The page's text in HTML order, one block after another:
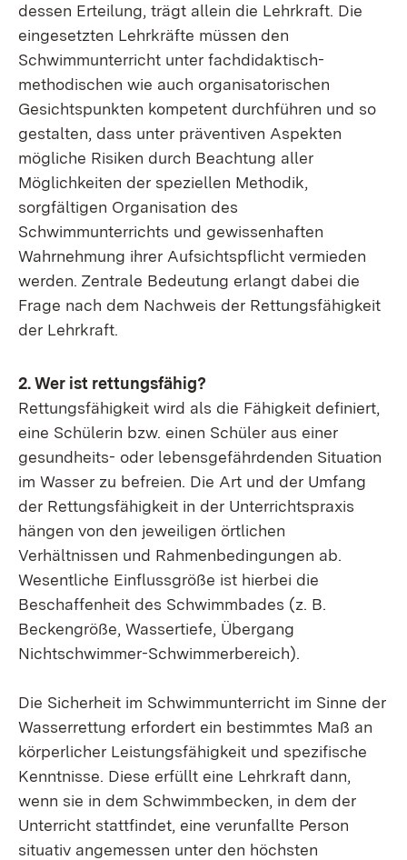
dessen Erteilung, trägt allein die Lehrkraft. Die
eingesetzten Lehrkräfte müssen den
Schwimmunterricht unter fachdidaktisch-
methodischen wie auch organisatorischen
Gesichtspunkten kompetent durchführen und so
gestalten, dass unter präventiven Aspekten
mögliche Risiken durch Beachtung aller
Möglichkeiten der speziellen Methodik,
sorgfältigen Organisation des
Schwimmunterrichts und gewissenhaften
Wahrnehmung ihrer Aufsichtspflicht vermieden
werden. Zentrale Bedeutung erlangt dabei die
Frage nach dem Nachweis der Rettungsfähigkeit
der Lehrkraft.
2. Wer ist rettungsfähig?
Rettungsfähigkeit wird als die Fähigkeit definiert,
eine Schülerin bzw. einen Schüler aus einer
gesundheits- oder lebensgefährdenden Situation
im Wasser zu befreien. Die Art und der Umfang
der Rettungsfähigkeit in der Unterrichtspraxis
hängen von den jeweiligen örtlichen
Verhältnissen und Rahmenbedingungen ab.
Wesentliche Einflussgröße ist hierbei die
Beschaffenheit des Schwimmbades (z. B.
Beckengröße, Wassertiefe, Übergang
Nichtschwimmer-Schwimmerbereich).
Die Sicherheit im Schwimmunterricht im Sinne der
Wasserrettung erfordert ein bestimmtes Maß an
körperlicher Leistungsfähigkeit und spezifische
Kenntnisse. Diese erfüllt eine Lehrkraft dann,
wenn sie in dem Schwimmbecken, in dem der
Unterricht stattfindet, eine verunfallte Person
situativ angemessen unter den höchsten